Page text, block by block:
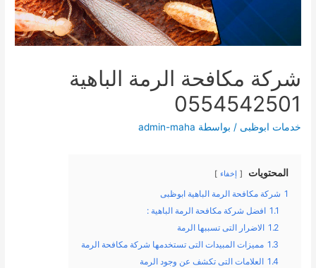
شركة مكافحة الرمة الباهية
0554542501
خدمات ابوظبى / بواسطة admin-maha
المحتويات إخفاء
1 شركة مكافحة الرمة الباهية ابوظبى
1.1 افضل شركة مكافحة الرمة الباهية :
1.2 الاضرار التى تسببها الرمة
1.3 مميزات المبيدات التى تستخدمها شركة مكافحة الرمة
1.4 العلامات التى تكشف عن وجود الرمة